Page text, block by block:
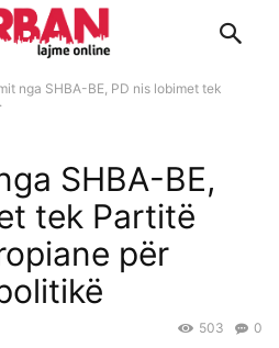
nga SHBA-BE, PD nis lobimet tek
SHBA-BE,
tek Partitë
për
0
503